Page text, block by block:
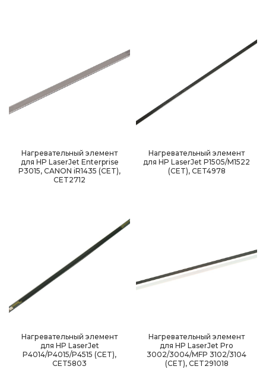
Нагревательный элемент
для HP LaserJet Enterprise
P3015, CANON iR1435 (CET),
CET2712
Нагревательный элемент
для HP LaserJet P1505/M1522
(CET), CET4978
Нагревательный элемент
для HP LaserJet
P4014/P4015/P4515 (CET),
CET5803
Нагревательный элемент
для HP LaserJet Pro
3002/3004/MFP 3102/3104
(CET), CET291018